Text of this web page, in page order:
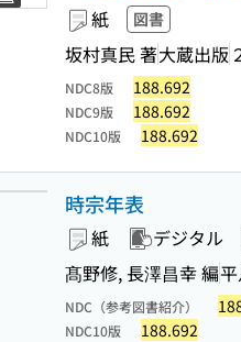
紙 図書
坂村真民 著大蔵出版
NDC8版 188.692
NDC9版 188.692
NDC10版 188.692
時宗年表
紙 デジタル
髙野修, 長澤昌幸 編
NDC（参考図書紹介）
NDC10版 188.692